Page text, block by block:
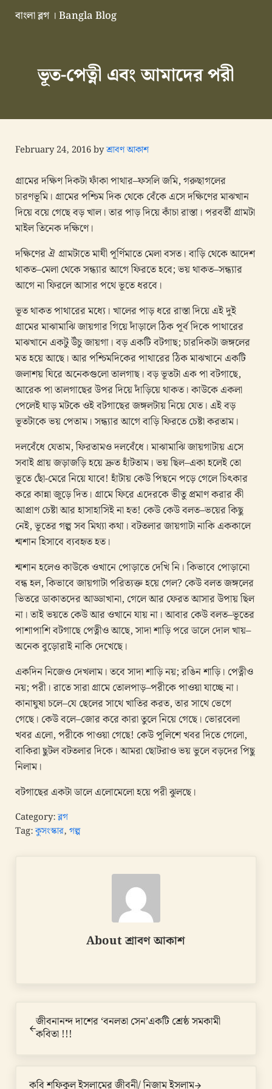
বাংলা ব্লগ । Bangla Blog
ভূত-পেত্নী এবং আমাদের পরী
February 24, 2016byশ্রাবণ আকাশ
গ্রামের দক্ষিণ দিকটা ফাঁকা পাথার–ফসলি জমি, গরুছাগলের
চারণভূমি। গ্রামের পশ্চিম দিক থেকে বেঁকে এসে দক্ষিণের মাঝখান
দিয়ে বয়ে গেছে বড় খাল। তার পাড় দিয়ে কাঁচা রাস্তা। পরবর্তী গ্রামটা
মাইল তিনেক দক্ষিণে।
দক্ষিণের ঐ গ্রামটাতে মাঘী পূর্ণিমাতে মেলা বসত। বাড়ি থেকে আদেশ
থাকত–মেলা থেকে সন্ধ্যার আগে ফিরতে হবে; ভয় থাকত–সন্ধ্যার
আগে না ফিরলে আসার পথে ভূতে ধরবে।
ভূত থাকত পাথারের মধ্যে। খালের পাড় ধরে রাস্তা দিয়ে এই দুই
গ্রামের মাঝামাঝি জায়গার গিয়ে দাঁড়ালে ঠিক পূর্ব দিকে পাথারের
মাঝখানে একটু উঁচু জায়গা। বড় একটি বটগাছ; চারদিকটা জঙ্গলের
মত হয়ে আছে। আর পশ্চিমদিকের পাথারের ঠিক মাঝখানে একটি
জলাশয় ঘিরে অনেকগুলো তালগাছ। বড় ভূতটা এক পা বটগাছে,
আরেক পা তালগাছের উপর দিয়ে দাঁড়িয়ে থাকত। কাউকে একলা
পেলেই ঘাড় মটকে ওই বটগাছের জঙ্গলটায় নিয়ে যেত। এই বড়
ভূতটাকে ভয় পেতাম। সন্ধ্যার আগে বাড়ি ফিরতে চেষ্টা করতাম।
দলবেঁধে যেতাম, ফিরতামও দলবেঁধে। মাঝামাঝি জায়গাটায় এসে
সবাই প্রায় জড়াজড়ি হয়ে দ্রুত হাঁটতাম। ভয় ছিল–একা হলেই তো
ভূতে ছোঁ-মেরে নিয়ে যাবে! হাঁটায় কেউ পিছনে পড়ে গেলে চিৎকার
করে কান্না জুড়ে দিত। গ্রামে ফিরে এদেরকে ভীতু প্রমাণ করার কী
আপ্রাণ চেষ্টা আর হাসাহাসিই না হত! কেউ কেউ বলত–ভয়ের কিছু
নেই, ভূতের গল্প সব মিথ্যা কথা। বটতলার জায়গাটা নাকি এককালে
শ্মশান হিসাবে ব্যবহৃত হত।
শ্মশান হলেও কাউকে ওখানে পোড়াতে দেখি নি। কিভাবে পোড়ানো
বন্ধ হল, কিভাবে জায়গাটা পরিত্যক্ত হয়ে গেল? কেউ বলত জঙ্গলের
ভিতরে ডাকাতদের আড্ডাখানা, গেলে আর ফেরত আসার উপায় ছিল
না। তাই ভয়তে কেউ আর ওখানে যায় না। আবার কেউ বলত–ভূতের
পাশাপাশি বটগাছে পেত্নীও আছে, সাদা শাড়ি পরে ডালে দোল খায়–
অনেক বুড়োরাই নাকি দেখেছে।
একদিন নিজেও দেখলাম। তবে সাদা শাড়ি নয়; রঙিন শাড়ি। পেত্নীও
নয়; পরী। রাতে সারা গ্রামে তোলপাড়–পরীকে পাওয়া যাচ্ছে না।
কানাঘুষা চলে–যে ছেলের সাথে খাতির করত, তার সাথে ভেগে
গেছে। কেউ বলে–জোর করে কারা তুলে নিয়ে গেছে। ভোরবেলা
খবর এলো, পরীকে পাওয়া গেছে! কেউ পুলিশে খবর দিতে গেলো,
বাকিরা ছুটল বটতলার দিকে। আমরা ছোটরাও ভয় ভুলে বড়দের পিছু
নিলাম।
বটগাছের একটা ডালে এলোমেলো হয়ে পরী ঝুলছে।
Category:ব্লগ
Tag:কুসংস্কার, গল্প
Aboutশ্রাবণ আকাশ
জীবনানন্দ দাশের ‘বনলতা সেন’একটি শ্রেষ্ঠ সমকামী
কবিতা !!!
কবি শফিকুল ইসলামের জীবনী/ নিজাম ইসলাম